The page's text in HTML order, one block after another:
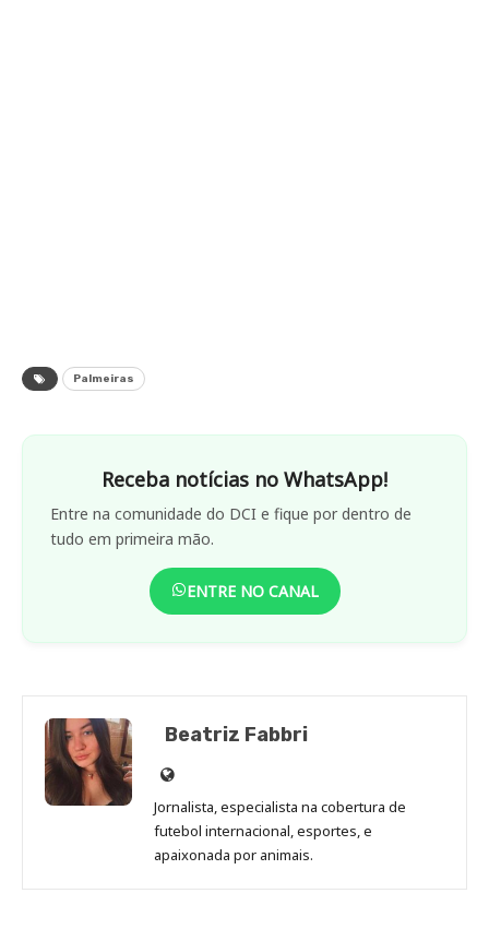
Palmeiras
Receba notícias no WhatsApp!
Entre na comunidade do DCI e fique por dentro de
tudo em primeira mão.
ENTRE NO CANAL
Beatriz Fabbri
Site
de
Beatriz
Fabbri
Jornalista, especialista na cobertura de
futebol internacional, esportes, e
apaixonada por animais.